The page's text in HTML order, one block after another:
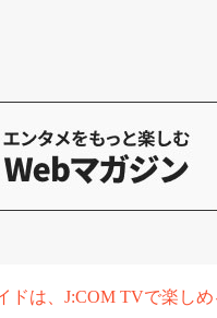
ドは、J:COM TVで楽し